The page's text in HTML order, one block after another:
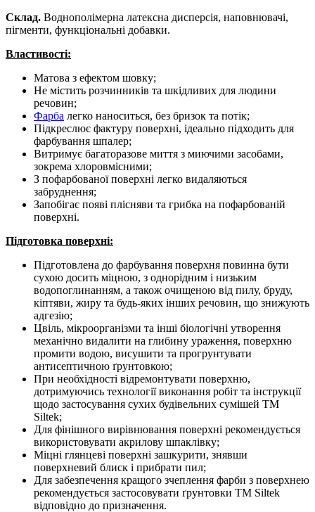
Cклад. Воднополімерна латексна дисперсія, наповнювачі,
пігменти, функціональні добавки.
Властивості:
Матова з ефектом шовку;
Не містить розчинників та шкідливих для людини
речовин;
Фарба легко наноситься, без бризок та потік;
Підкреслює фактуру поверхні, ідеально підходить для
фарбування шпалер;
Витримує багаторазове миття з миючими засобами,
зокрема хлоровмісними;
З пофарбованої поверхні легко видаляються
забруднення;
Запобігає появі плісняви ​​та грибка на пофарбованій
поверхні.
Підготовка поверхні:
Підготовлена ​​до фарбування поверхня повинна бути
сухою досить міцною, з однорідним і низьким
водопоглинанням, а також очищеною від пилу, бруду,
кіптяви, жиру та будь-яких інших речовин, що знижують
адгезію;
Цвіль, мікроорганізми та інші біологічні утворення
механічно видалити на глибину ураження, поверхню
промити водою, висушити та прогрунтувати
антисептичною ґрунтовкою;
При необхідності відремонтувати поверхню,
дотримуючись технології виконання робіт та інструкції
щодо застосування сухих будівельних сумішей ТМ
Siltek;
Для фінішного вирівнювання поверхні рекомендується
використовувати акрилову шпаклівку;
Міцні глянцеві поверхні зашкурити, знявши
поверхневий блиск і прибрати пил;
Для забезпечення кращого зчеплення фарби з поверхнею
рекомендується застосовувати ґрунтовки ТМ Siltek
відповідно до призначення.